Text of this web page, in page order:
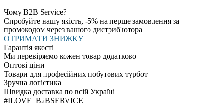
Чому B2B Service?
Спробуйте нашу якість, -5% на перше замовлення за
промокодом через вашого дистриб'ютора
ОТРИМАТИ ЗНИЖКУ
Гарантія якості
Ми перевіряємо кожен товар додатково
Оптові ціни
Товари для професійних побутових турбот
Зручна логістика
Швидка доставка по всій Україні
#ILOVE_B2BSERVICE